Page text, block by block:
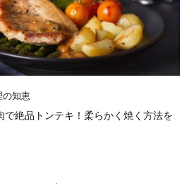
の知恵
で絶品トンテキ！柔らかく焼く方法を